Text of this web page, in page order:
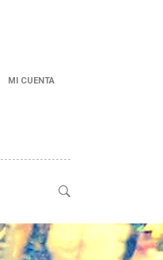
MI CUENTA